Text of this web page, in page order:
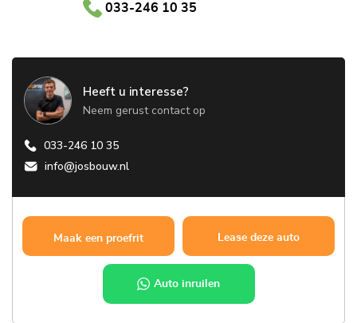
033-246 10 35
Heeft u interesse?
Neem gerust contact op
033-246 10 35
info@josbouw.nl
Maak een proefrit Lease deze auto
Auto inruilen